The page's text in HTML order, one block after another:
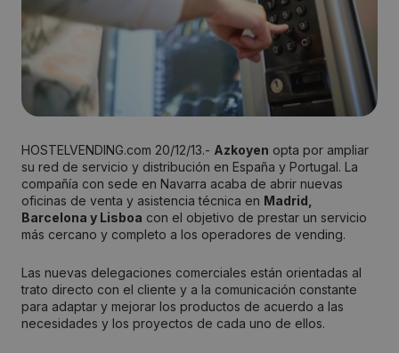
HOSTELVENDING.com 20/12/13.- Azkoyen opta por ampliar
su red de servicio y distribución en España y Portugal. La
compañía con sede en Navarra acaba de abrir nuevas
oficinas de venta y asistencia técnica en Madrid,
Barcelona y Lisboa con el objetivo de prestar un servicio
más cercano y completo a los operadores de vending.
Las nuevas delegaciones comerciales están orientadas al
trato directo con el cliente y a la comunicación constante
para adaptar y mejorar los productos de acuerdo a las
necesidades y los proyectos de cada uno de ellos.